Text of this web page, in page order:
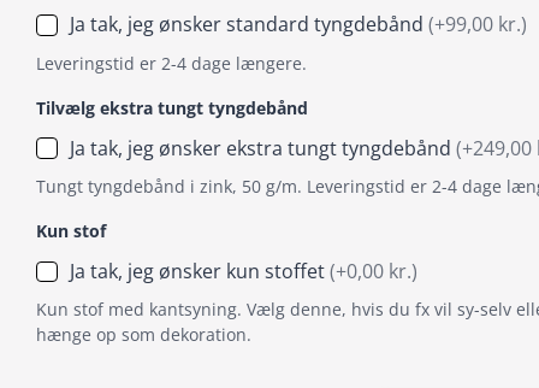
Ja tak, jeg ønsker standard tyngdebånd (+99,00 kr.)
Leveringstid er 2-4 dage længere.
Tilvælg ekstra tungt tyngdebånd
Ja tak, jeg ønsker ekstra tungt tyngdebånd (+249,00
Tungt tyngdebånd i zink, 50 g/m. Leveringstid er 2-4 dage
Kun stof
Ja tak, jeg ønsker kun stoffet(+0,00 kr.)
Kun stof med kantsyning. Vælg denne, hvis du fx vil sy-selv
hænge op som dekoration.